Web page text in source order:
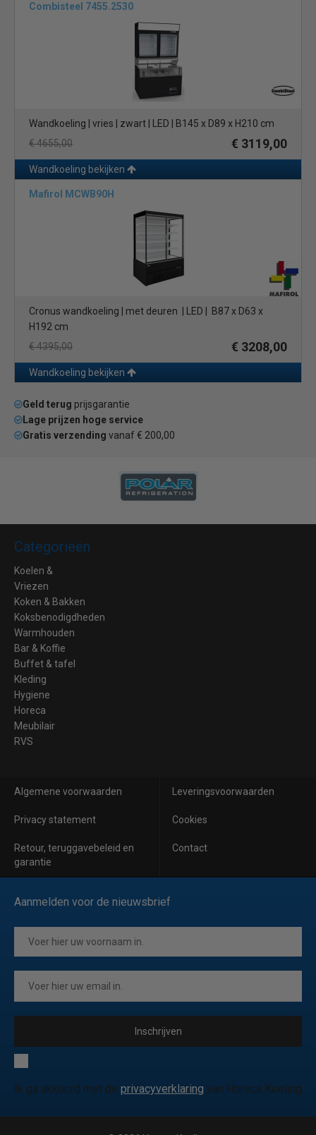
Combisteel 7455.2530
Wandkoeling | vries | zwart | LED | B145 x D89 x H210 cm
€ 4655,00
€ 3119,00
Wandkoeling bekijken
Mafirol MCWB90H
Cronus wandkoeling | met deuren
| LED | B87 x D63 x
H192 cm
€ 4395,00
€ 3208,00
Wandkoeling bekijken
Geld terug prijsgarantie
Lage prijzen hoge service
Gratis verzending vanaf € 200,00
Categorieën
Koelen &
Vriezen
Koken & Bakken
Koksbenodigdheden
Warmhouden
Bar & Koffie
Buffet & tafel
Kleding
Hygiene
Horeca
Meubilair
RVS
Algemene voorwaarden Leveringsvoorwaarden
Privacy statement Cookies
Retour, teruggavebeleid en
garantie
Contact
Aanmelden voor de nieuwsbrief
Inschrijven
Ik ga akkoord met de privacyverklaring van Horeca Koeling